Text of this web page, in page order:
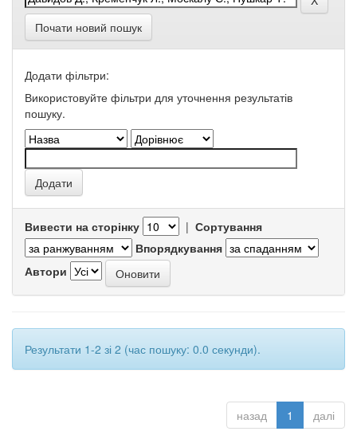
Почати новий пошук
Додати фільтри:
Використовуйте фільтри для уточнення результатів
пошуку.
Вивести на сторінку | Сортування
Впорядкування
Автори
Результати 1-2 зі 2 (час пошуку: 0.0 секунди).
назад 1 далі